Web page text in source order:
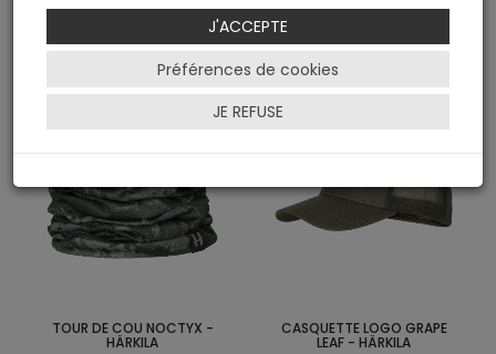
Filtrer
CASQUETTE LOGO GRAPE
LEAF - HÄRKILA
TOUR DE COU NOCTYX -
HÄRKILA
J'ACCEPTE
Préférences de cookies
JE REFUSE